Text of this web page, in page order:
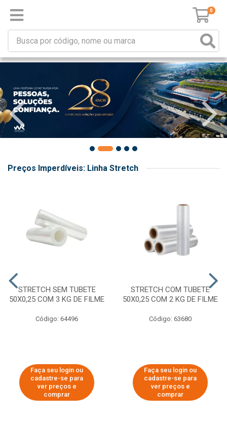
0
Preços Imperdíveis: Linha Stretch
STRETCH SEM TUBETE
50X0,25 COM 3 KG DE FILME
Código: 64496
Faça seu login ou
cadastre-se para
ver preços e
comprar
STRETCH COM TUBETE
50X0,25 COM 2 KG DE FILME
Código: 63680
Faça seu login ou
cadastre-se para
ver preços e
comprar